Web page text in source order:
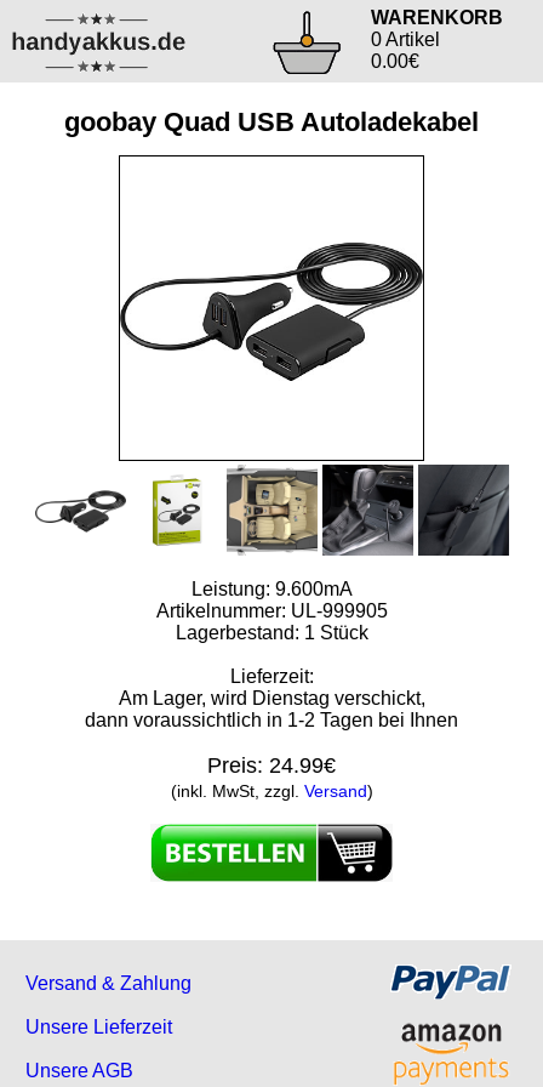
WARENKORB
0 Artikel
0.00€
goobay Quad USB Autoladekabel
Leistung: 9.600mA
Artikelnummer: UL-999905
Lagerbestand: 1 Stück
Lieferzeit:
Am Lager, wird Dienstag verschickt,
dann voraussichtlich in 1-2 Tagen bei Ihnen
Preis: 24.99€
(inkl. MwSt, zzgl. Versand)
Versand & Zahlung
Unsere Lieferzeit
Unsere AGB